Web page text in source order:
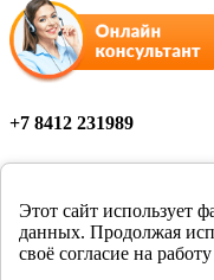
Этот сайт использует
данных. Продолжая
своё согласие на
+7 8412 231989
Мы в соцсетях